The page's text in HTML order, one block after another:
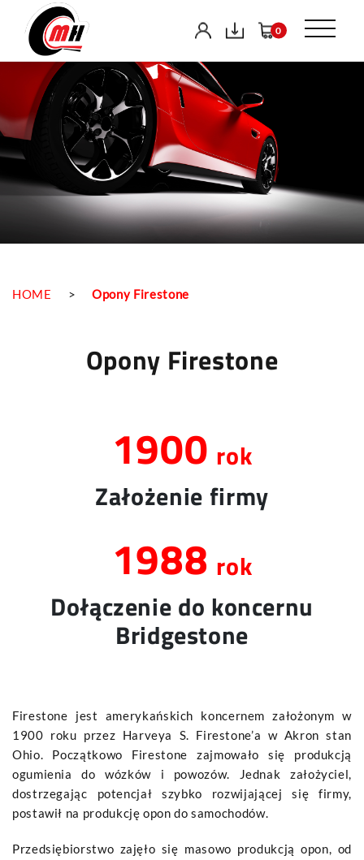
0
HOME > Opony Firestone
Opony Firestone
1900 rok
Założenie firmy
1988 rok
Dołączenie do koncernu
Bridgestone
Firestone jest amerykańskich koncernem założonym w
1900 roku przez Harveya S. Firestone’a w Akron stan
Ohio. Początkowo Firestone zajmowało się produkcją
ogumienia do wózków i powozów. Jednak założyciel,
dostrzegając potencjał szybko rozwijającej się firmy,
postawił na produkcję opon do samochodów.
Przedsiębiorstwo zajęło się masowo produkcją opon, od